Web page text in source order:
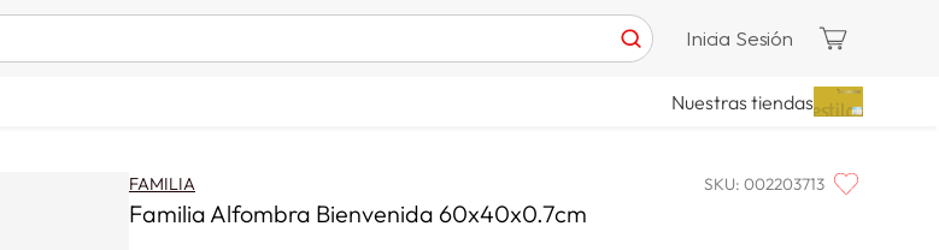
Inicia Sesión
Nuestras tiendas
FAMILIA SKU: 002203713
Familia Alfombra Bienvenida 60x40x0.7cm